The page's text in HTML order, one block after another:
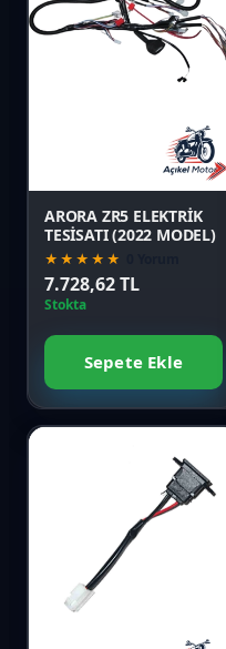
Favori
ARORA ZR5 ELEKTRİK
TESİSATI (2022 MODEL)
★★★★★
7.728,62 TL
Stokta
Sepete Ekle
Favori